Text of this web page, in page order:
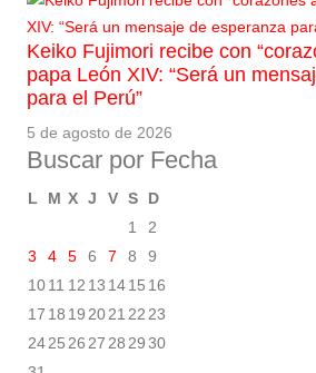
Keiko Fujimori recibe con
papa León XIV: “Será un
para el Perú”
5 de agosto de 2026
Buscar por Fecha
L M X J V S
D
1
2
3
4 5 6 7 8
9
1011 12 13 1415 16
17 18 19 2021 22 23
2425 26 27 28 2930